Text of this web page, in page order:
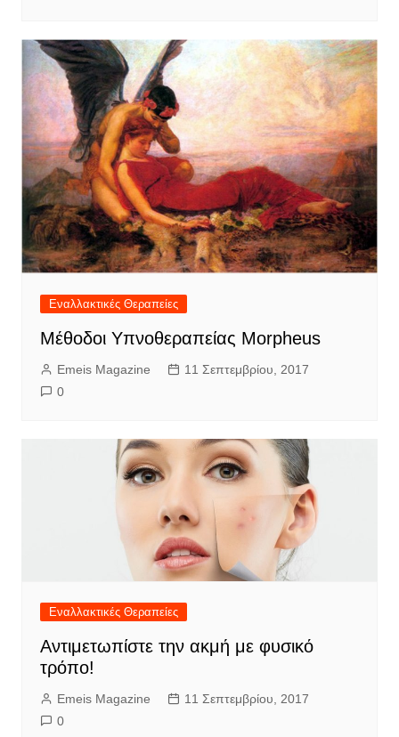
Εναλλακτικές Θεραπείες
Μέθοδοι Υπνοθεραπείας Morpheus
Emeis Magazine
11 Σεπτεμβρίου, 2017
0
Εναλλακτικές Θεραπείες
Αντιμετωπίστε την ακμή με φυσικό
τρόπο!
Emeis Magazine
11 Σεπτεμβρίου, 2017
0